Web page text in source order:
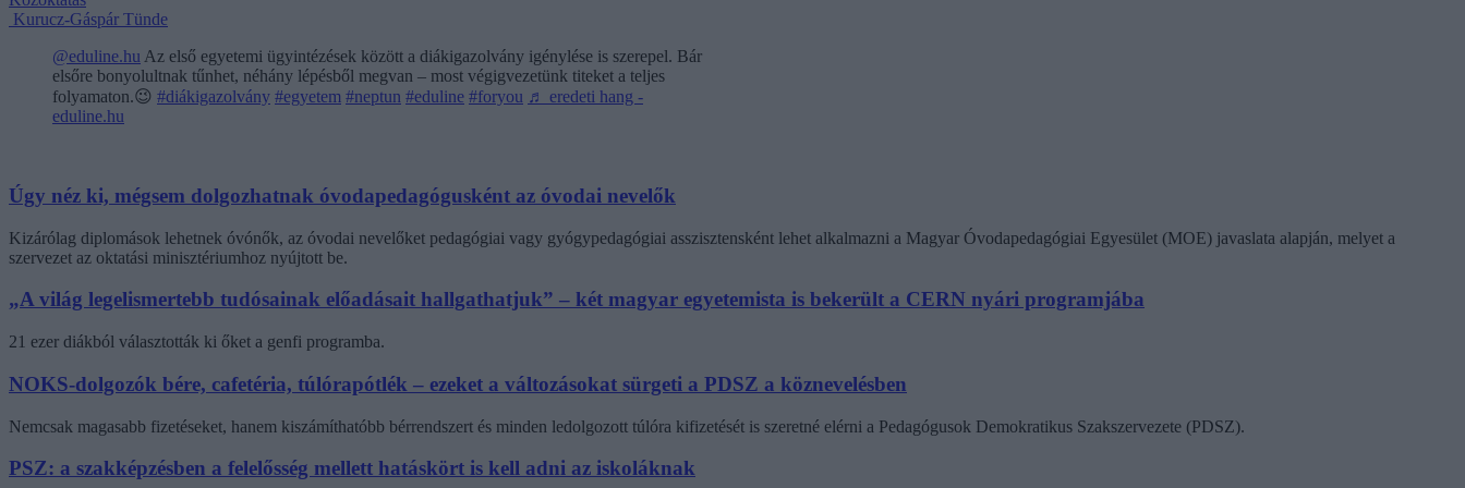
Kurucz-Gáspár Tünde
@eduline.hu Az első egyetemi ügyintézések között a diákigazolvány igénylése is szerepel. Bár
elsőre bonyolultnak tűnhet, néhány lépésből megvan – most végigvezetünk titeket a teljes
folyamaton.😉 #diákigazolvány #egyetem #neptun #eduline #foryou ♬ eredeti hang -
eduline.hu
Úgy néz ki, mégsem dolgozhatnak óvodapedagógusként az óvodai nevelők
Kizárólag diplomások lehetnek óvónők, az óvodai nevelőket pedagógiai vagy gyógypedagógiai asszisztensként lehet alkalmazni a Magyar Óvodapedagógiai Egyesület (MOE) javaslata alapján, melyet a
szervezet az oktatási minisztériumhoz nyújtott be.
„A világ legelismertebb tudósainak előadásait hallgathatjuk” – két magyar egyetemista is bekerült a CERN nyári programjába
21 ezer diákból választották ki őket a genfi programba.
NOKS-dolgozók bére, cafetéria, túlórapótlék – ezeket a változásokat sürgeti a PDSZ a köznevelésben
Nemcsak magasabb fizetéseket, hanem kiszámíthatóbb bérrendszert és minden ledolgozott túlóra kifizetését is szeretné elérni a Pedagógusok Demokratikus Szakszervezete (PDSZ).
PSZ: a szakképzésben a felelősség mellett hatáskört is kell adni az iskoláknak